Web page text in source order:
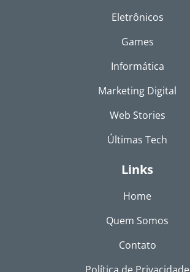
Eletrônicos
Games
Informática
Marketing Digital
Web Stories
Últimas Tech
Links
Home
Quem Somos
Contato